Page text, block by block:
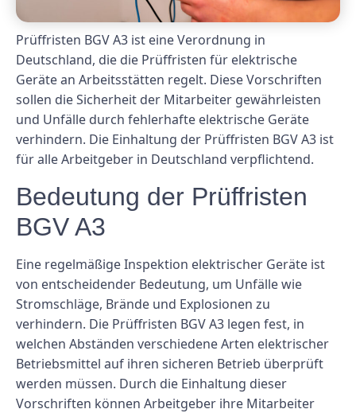
Prüffristen BGV A3 ist eine Verordnung in
Deutschland, die die Prüffristen für elektrische
Geräte an Arbeitsstätten regelt. Diese Vorschriften
sollen die Sicherheit der Mitarbeiter gewährleisten
und Unfälle durch fehlerhafte elektrische Geräte
verhindern. Die Einhaltung der Prüffristen BGV A3 ist
für alle Arbeitgeber in Deutschland verpflichtend.
Bedeutung der Prüffristen
BGV A3
Eine regelmäßige Inspektion elektrischer Geräte ist
von entscheidender Bedeutung, um Unfälle wie
Stromschläge, Brände und Explosionen zu
verhindern. Die Prüffristen BGV A3 legen fest, in
welchen Abständen verschiedene Arten elektrischer
Betriebsmittel auf ihren sicheren Betrieb überprüft
werden müssen. Durch die Einhaltung dieser
Vorschriften können Arbeitgeber ihre Mitarbeiter